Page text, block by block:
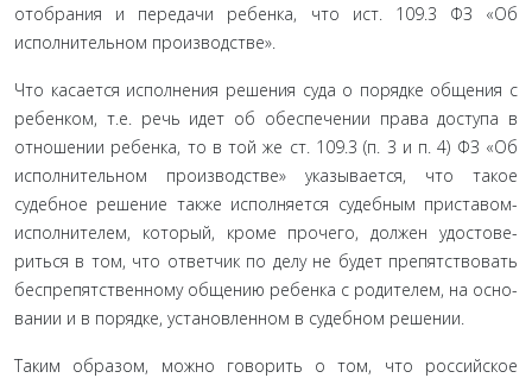
отобрания и передачи ребенка, что ист. 109.3 ФЗ «Об
исполнительном производстве».
Что касается исполнения решения суда о порядке обще­ния с
ребенком, т.е. речь идет об обеспечении права доступа в
отношении ребенка, то в той же ст. 109.3 (п. 3 и п. 4) ФЗ «Об
исполнительном производстве» указывается, что такое
судебное решение также исполняется судебным приставом-
исполнителем, который, кроме прочего, должен удостове­
риться в том, что ответчик по делу не будет препятствовать
беспрепятственному общению ребенка с родителем, на осно­
вании и в порядке, установленном в судебном решении.
Таким образом, можно говорить о том, что российское